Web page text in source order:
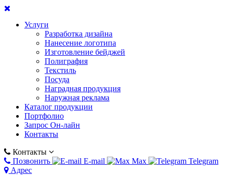
Услуги
Разработка дизайна
Нанесение логотипа
Изготовление бейджей
Полиграфия
Текстиль
Посуда
Наградная продукция
Наружная реклама
Каталог продукции
Портфолио
Запрос Он-лайн
Контакты
Контакты
Позвонить
E-mail Max
Telegram
Адрес